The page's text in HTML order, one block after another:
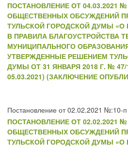
ПОСТАНОВЛЕНИЕ ОТ 04.03.2021
ОБЩЕСТВЕННЫХ ОБСУЖДЕНИЙ
ТУЛЬСКОЙ ГОРОДСКОЙ ДУМЫ «О
В ПРАВИЛА БЛАГОУСТРОЙСТВА
МУНИЦИПАЛЬНОГО
УТВЕРЖДЕННЫЕ РЕШЕНИЕМ
ДУМЫ ОТ 31 ЯНВАРЯ 2018 Г. №
05.03.2021) (ЗАКЛЮЧЕНИЕ
Постановление от 02.02.2021 №:10-п
ПОСТАНОВЛЕНИЕ ОТ 02.02.2021
ОБЩЕСТВЕННЫХ ОБСУЖДЕНИЙ
ТУЛЬСКОЙ ГОРОДСКОЙ ДУМЫ «О